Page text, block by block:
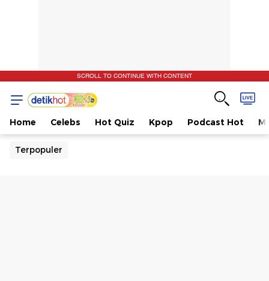
SCROLL TO CONTINUE WITH CONTENT
Home Celebs Hot Quiz Kpop Podcast Hot
Terpopuler